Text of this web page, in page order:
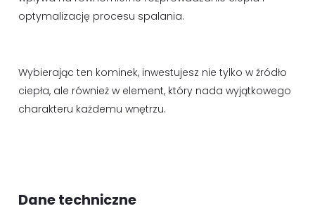
optymalizację procesu spalania.
Wybierając ten kominek, inwestujesz nie tylko w źródło
ciepła, ale również w element, który nada wyjątkowego
charakteru każdemu wnętrzu.
Dane techniczne